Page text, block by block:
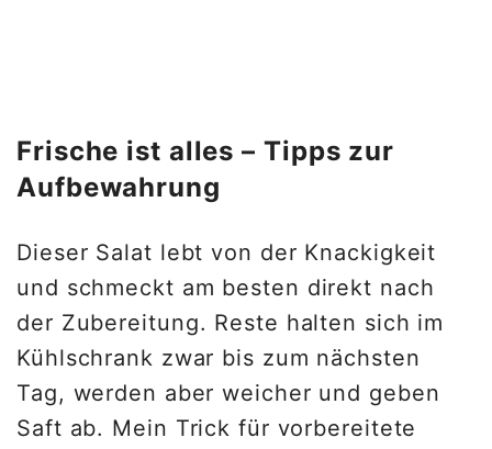
Frische ist alles – Tipps zur
Aufbewahrung
Dieser Salat lebt von der Knackigkeit
und schmeckt am besten direkt nach
der Zubereitung. Reste halten sich im
Kühlschrank zwar bis zum nächsten
Tag, werden aber weicher und geben
Saft ab. Mein Trick für vorbereitete